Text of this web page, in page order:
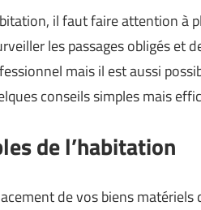
il faut faire attention à
les passages obligés et
mais il est aussi
conseils simples mais
de l’habitation
de vos biens